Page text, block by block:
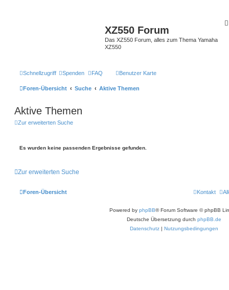
XZ550 Forum
Das XZ550 Forum, alles zum Thema Yamaha
XZ550
Schnellzugriff Spenden FAQ Benutzer Karte
Foren-Übersicht Suche Aktive Themen
Aktive Themen
Zur erweiterten Suche
Es wurden keine passenden Ergebnisse gefunden.
Zur erweiterten Suche
Foren-Übersicht Kontakt
Powered by phpBB® Forum Software © phpBB
Deutsche Übersetzung durch phpBB.de
Datenschutz | Nutzungsbedingungen